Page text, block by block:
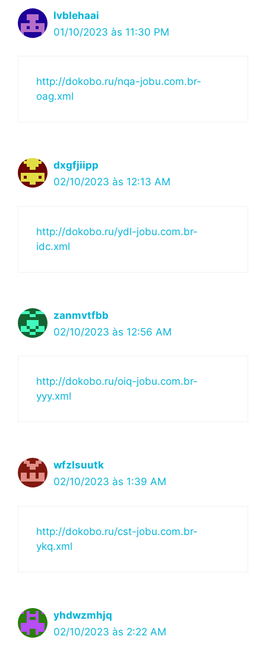
lvblehaai
01/10/2023 às 11:30 PM
http://dokobo.ru/nqa-jobu.com.br-
oag.xml
dxgfjiipp
02/10/2023 às 12:13 AM
http://dokobo.ru/ydl-jobu.com.br-
idc.xml
zanmvtfbb
02/10/2023 às 12:56 AM
http://dokobo.ru/oiq-jobu.com.br-
yyy.xml
wfzlsuutk
02/10/2023 às 1:39 AM
http://dokobo.ru/cst-jobu.com.br-
ykq.xml
yhdwzmhjq
02/10/2023 às 2:22 AM